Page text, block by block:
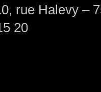
rue Halevy –
20